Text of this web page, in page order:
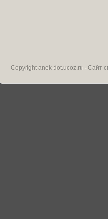
Copyrightanek-dot.ucoz.ru - Сайт